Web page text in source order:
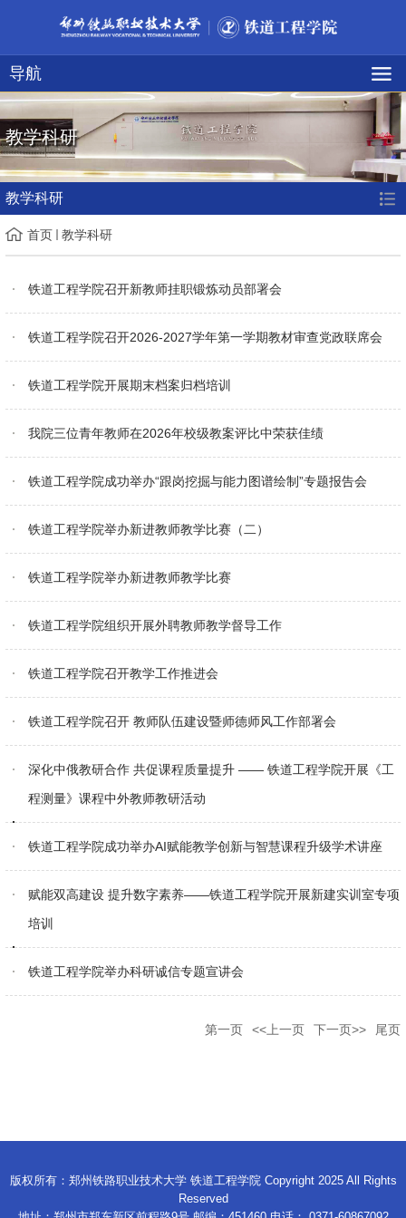
导航
教学科研
教学科研
首页 教学科研
铁道工程学院召开新教师挂职锻炼动员部署会
铁道工程学院召开2026-2027学年第一学期教材审查党政联席会
铁道工程学院开展期末档案归档培训
我院三位青年教师在2026年校级教案评比中荣获佳绩
铁道工程学院成功举办“跟岗挖掘与能力图谱绘制”专题报告会
铁道工程学院举办新进教师教学比赛（二）
铁道工程学院举办新进教师教学比赛
铁道工程学院组织开展外聘教师教学督导工作
铁道工程学院召开教学工作推进会
铁道工程学院召开 教师队伍建设暨师德师风工作部署会
深化中俄教研合作 共促课程质量提升 —— 铁道工程学院开展《工
程测量》课程中外教师教研活动
铁道工程学院成功举办AI赋能教学创新与智慧课程升级学术讲座
赋能双高建设 提升数字素养——铁道工程学院开展新建实训室专项
培训
铁道工程学院举办科研诚信专题宣讲会
第一页 <<上一页 下一页>> 尾页
版权所有：郑州铁路职业技术大学 铁道工程学院 Copyright 2025 All Rights
Reserved